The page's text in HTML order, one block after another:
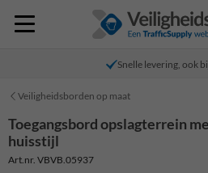
Snelle levering, ook
Veiligheidsborden op maat
Toegangsbord opslagterrein
huisstijl
Art.nr. VBVB.05937